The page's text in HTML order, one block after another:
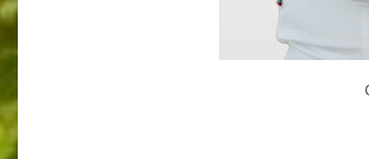
Chef Italo